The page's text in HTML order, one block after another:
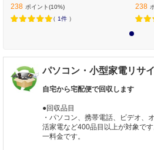
238 ポイント(10%)
（ 1件 ）
238
パソコン・小型家電リサ
自宅から宅配便で回収します
●回収品目
・パソコン、携帯電話、ビデオ、
活家電など400品目以上が対象で
一料金です。